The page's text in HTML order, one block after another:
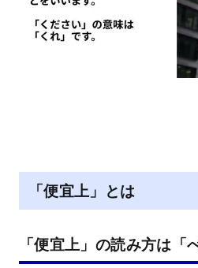
「便宜上」とは
「便宜上」の読み方は「